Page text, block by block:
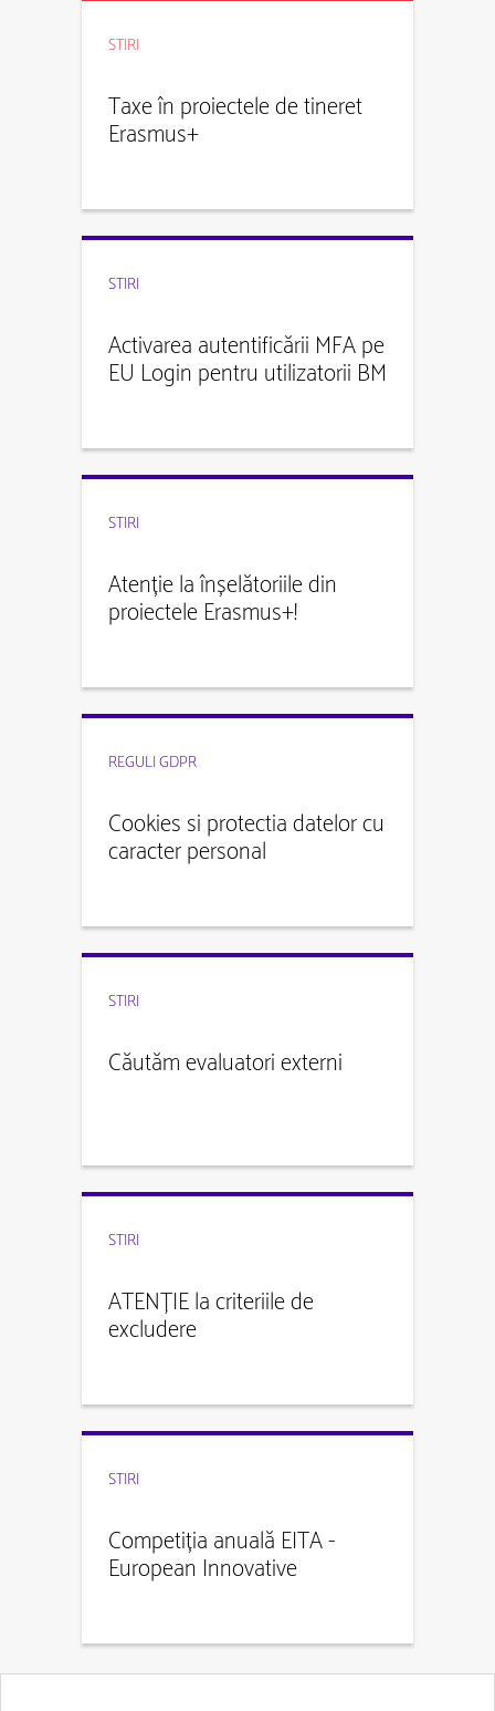
STIRI
Taxe în proiectele de tineret
Erasmus+
STIRI
Activarea autentificării MFA pe
EU Login pentru utilizatorii BM
STIRI
Atenție la înșelătoriile din
proiectele Erasmus+!
REGULI GDPR
Cookies si protectia datelor cu
caracter personal
STIRI
Căutăm evaluatori externi
STIRI
ATENȚIE la criteriile de
excludere
STIRI
Competiția anuală EITA -
European Innovative